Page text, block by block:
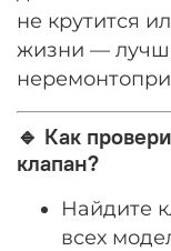
не крутится
жизни —
🔹 Как
клапан?
Найдите
всех